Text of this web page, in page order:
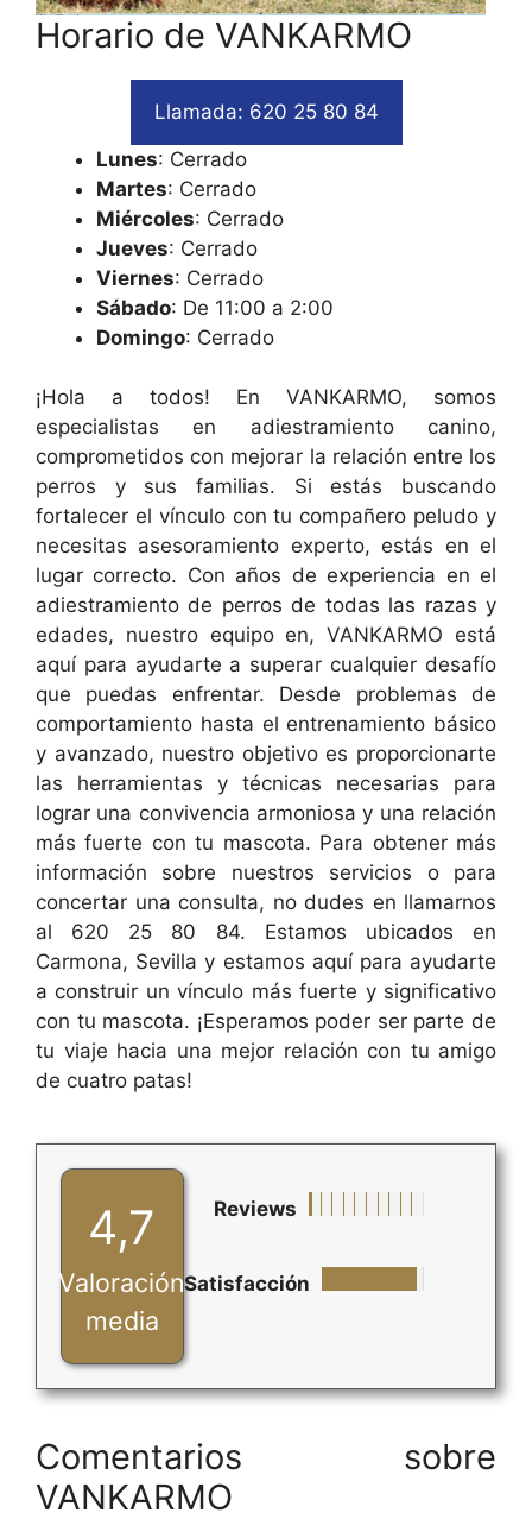
Horario de VANKARMO
Llamada: 620 25 80 84
Lunes: Cerrado
Martes: Cerrado
Miércoles: Cerrado
Jueves: Cerrado
Viernes: Cerrado
Sábado: De 11:00 a 2:00
Domingo: Cerrado
¡Hola a todos! En VANKARMO, somos
especialistas en adiestramiento canino,
comprometidos con mejorar la relación entre los
perros y sus familias. Si estás buscando
fortalecer el vínculo con tu compañero peludo y
necesitas asesoramiento experto, estás en el
lugar correcto. Con años de experiencia en el
adiestramiento de perros de todas las razas y
edades, nuestro equipo en, VANKARMO está
aquí para ayudarte a superar cualquier desafío
que puedas enfrentar. Desde problemas de
comportamiento hasta el entrenamiento básico
y avanzado, nuestro objetivo es proporcionarte
las herramientas y técnicas necesarias para
lograr una convivencia armoniosa y una relación
más fuerte con tu mascota. Para obtener más
información sobre nuestros servicios o para
concertar una consulta, no dudes en llamarnos
al 620 25 80 84. Estamos ubicados en
Carmona, Sevilla y estamos aquí para ayudarte
a construir un vínculo más fuerte y significativo
con tu mascota. ¡Esperamos poder ser parte de
tu viaje hacia una mejor relación con tu amigo
de cuatro patas!
4,7
Valoración
media
Reviews
Satisfacción
Comentarios sobre
VANKARMO